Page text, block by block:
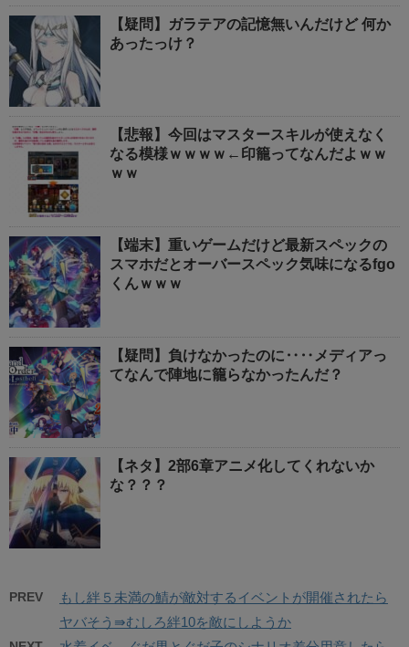
【疑問】ガラテアの記憶無いんだけど 何か
あったっけ？
【悲報】今回はマスタースキルが使えなく
なる模様ｗｗｗｗ←印籠ってなんだよｗｗ
ｗｗ
【端末】重いゲームだけど最新スペックの
スマホだとオーバースペック気味になるfgo
くんｗｗｗ
【疑問】負けなかったのに‥‥メディアっ
てなんで陣地に籠らなかったんだ？
【ネタ】2部6章アニメ化してくれないか
な？？？
PREV
もし絆５未満の鯖が敵対するイベントが開催されたら
ヤバそう⇛むしろ絆10を敵にしようか